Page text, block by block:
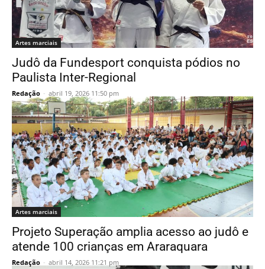
Artes marciais
Judô da Fundesport conquista pódios no
Paulista Inter-Regional
Redação - abril 19, 2026 11:50 pm
Artes marciais
Projeto Superação amplia acesso ao judô e
atende 100 crianças em Araraquara
Redação - abril 14, 2026 11:21 pm